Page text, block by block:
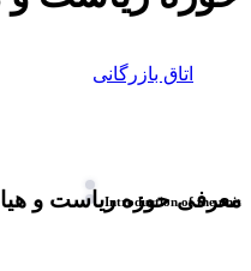
اتاق بازرگانی
Introduction of the unit
معرفی حوزه ریاست و